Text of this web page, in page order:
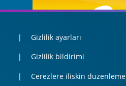
Gizlilik ayarları
Gizlilik bildirimi
Cerezlere iliskin duzenleme